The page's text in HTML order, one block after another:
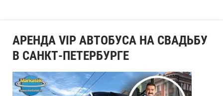
АРЕНДА VIP АВТОБУСА НА СВАДЬБУ
В САНКТ-ПЕТЕРБУРГЕ